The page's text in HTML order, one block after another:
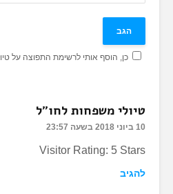
כן, הוסף אותי לרשימת התפוצה על
טיולי משפחות לחו"ל
10 ביוני 2018 בשעה 23:57
Visitor Rating: 5 Stars
להגיב